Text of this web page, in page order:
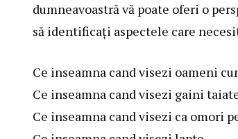
dumneavoastră vă poate oferi o
să identificați aspectele care
Ce inseamna cand visezi oameni
Ce inseamna cand visezi gaini
Ce inseamna cand visezi ca omori